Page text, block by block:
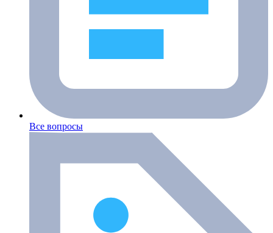
Все вопросы